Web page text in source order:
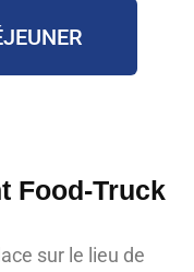
Food-Truck
sur le lieu de